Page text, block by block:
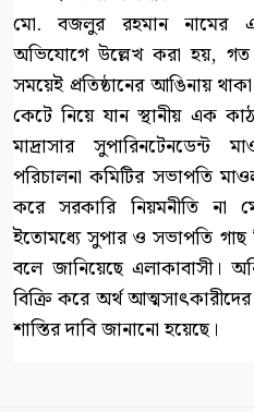
মো. বজলুর রহমান নামের
অভিযোগে উল্লেখ করা হয়, গত
সময়েই প্রতিষ্ঠানের আঙিনায়
কেটে নিয়ে যান স্থানীয় এক
মাদ্রাসার সুপারিনটেনডেন্ট
পরিচালনা কমিটির সভাপতি
করে সরকারি নিয়মনীতি না
ইতোমধ্যে সুপার ও সভাপতি গাছ
বলে জানিয়েছে এলাকাবাসী।
বিক্রি করে অর্থ
শাস্তির দাবি জানানো হয়েছে।